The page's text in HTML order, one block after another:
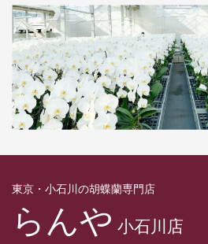
東京・小石川の胡蝶蘭専門店
らんや 小石川店